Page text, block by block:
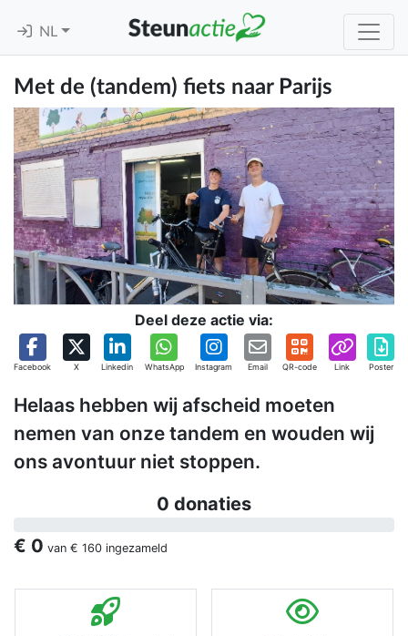
NL
Met de (tandem) fiets naar Parijs
Deel deze actie via:
Facebook X Linkedin WhatsApp Instagram Email QR-code Link Poster
Helaas hebben wij afscheid moeten
nemen van onze tandem en wouden wij
ons avontuur niet stoppen.
0 donaties
€ 0 van € 160 ingezameld